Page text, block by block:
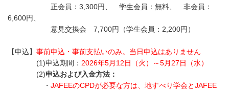
正会員：3,300円、 学生会員：無料、 非会員：
6,600円、
意見交換会 7,700円（学生会員：2,200円）
【申込】 事前申込・事前支払いのみ。当日申込はありません
(1)申込期間： 2026年5月12日（火）～5月27日（水）
(2)申込および入金方法：
・ JAFEEのCPDが必要な方は、地すべり学会とJAFEE